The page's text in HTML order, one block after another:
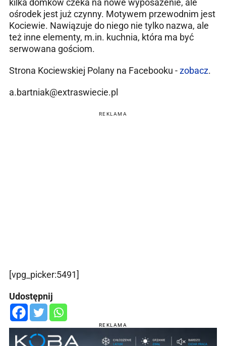
kilka domków czeka na nowe wyposażenie, ale
ośrodek jest już czynny. Motywem przewodnim jest
Kociewie. Nawiązuje do niego nie tylko nazwa, ale
też inne elementy, m.in. kuchnia, która ma być
serwowana gościom.
Strona Kociewskiej Polany na Facebooku -zobacz.
a.bartniak@extraswiecie.pl
REKLAMA
[vpg_picker:5491]
Udostępnij
REKLAMA